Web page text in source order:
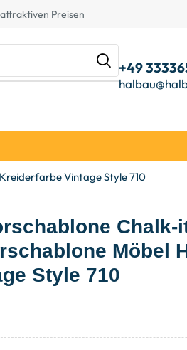
Preisen
+49
Vintage Style 710
Chalk-
Möbel
Style 710